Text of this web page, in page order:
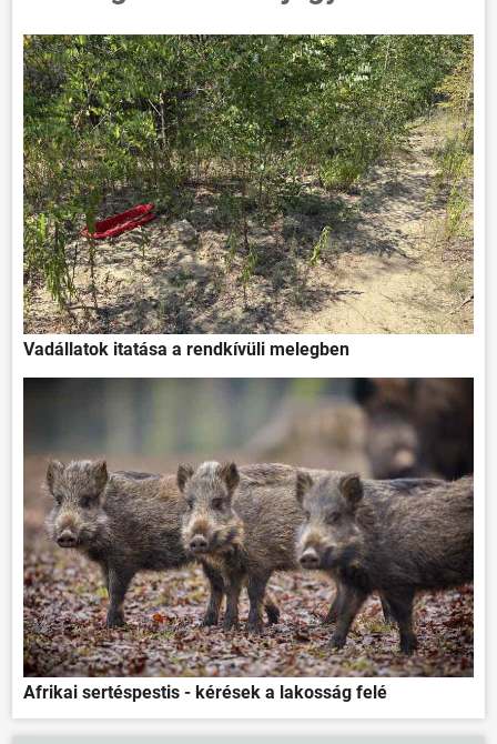
Vadállatok itatása a rendkívüli melegben
Afrikai sertéspestis - kérések a lakosság felé